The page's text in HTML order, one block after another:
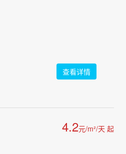
查看详情
4.2元/m²/天 起